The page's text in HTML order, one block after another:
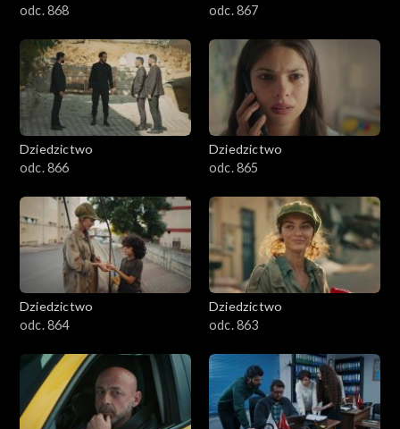
odc. 868
odc. 867
Dziedzictwo
odc. 866
Dziedzictwo
odc. 865
Dziedzictwo
odc. 864
Dziedzictwo
odc. 863